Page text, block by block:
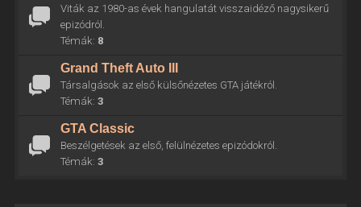
Viták az 1980-as évek hangulatát visszaidéző nagysikerű
epizódról.
Témák: 8
Grand Theft Auto III
Társalgások az első külsőnézetes GTA játékról.
Témák: 3
GTA Classic
Beszélgetések az első, felülnézetes epizódokról.
Témák: 3